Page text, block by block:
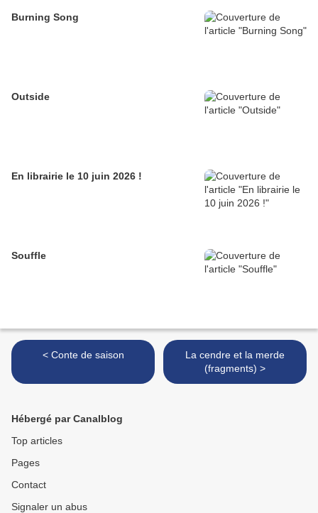
Burning Song
Outside
En librairie le 10 juin 2026 !
Souffle
< Conte de saison
La cendre et la merde
(fragments) >
Hébergé par Canalblog
Top articles
Pages
Contact
Signaler un abus